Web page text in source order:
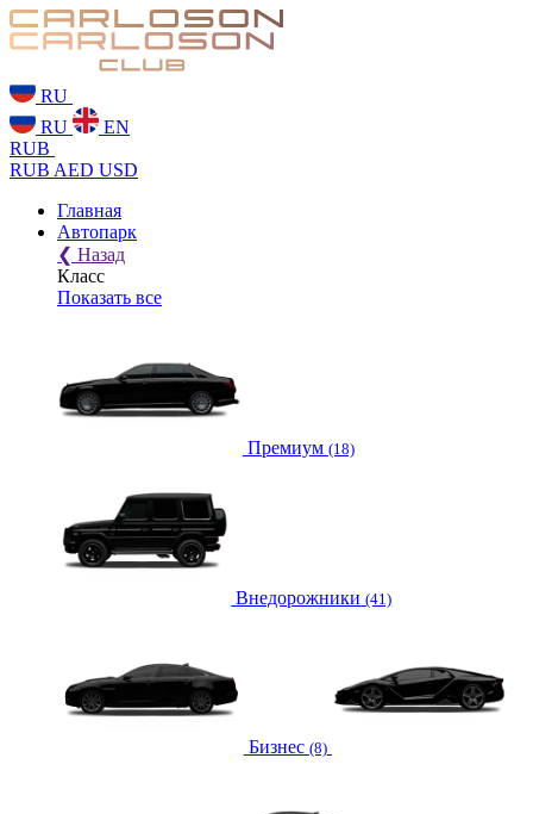
RU
RU
EN
RUB
RUB AED USD
Главная
Автопарк
❮ Назад
Класс
Показать все
Премиум (18)
Внедорожники (41)
Бизнес (8)